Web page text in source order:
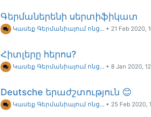
Գերմաներենի սերտիֆիկատ
Կասեք Գերմանիայում ոնց... • 21 Feb 2020,
Հիտլերը հերոս?
Կասեք Գերմանիայում ոնց... •8 Jan 2020,
Deutsche երաժշտություն 😊
Կասեք Գերմանիայում ոնց... • 25 Feb 2020,